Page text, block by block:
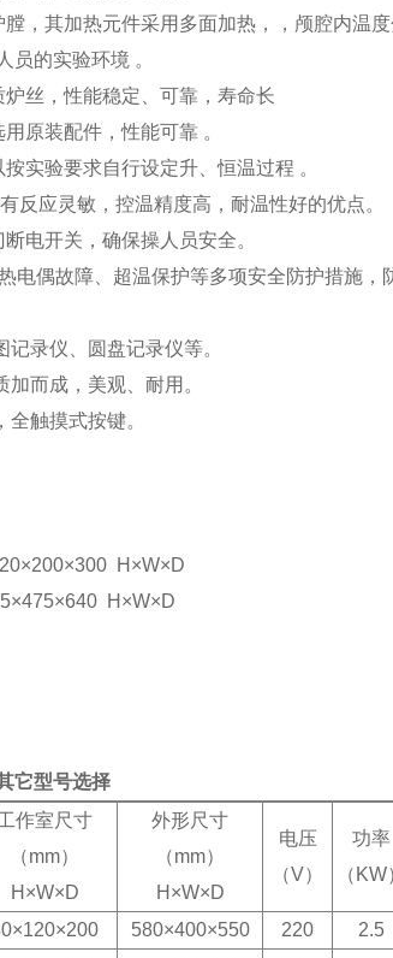
，其加热元件采用多面加热，，颅腔内温
员的实验环境 。
丝，性能稳定、可靠，寿命长
原装配件，性能可靠 。
实验要求自行设定升、恒温过程 。
反应灵敏，控温精度高，耐温性好的优点。
电开关，确保操人员安全。
电偶故障、超温保护等多项安全防护措施，
记录仪、圆盘记录仪等。
而成，美观、耐用。
触摸式按键。
H ×W×D
×475×640 H ×W×D
它型号选择
作室尺寸
（mm）
H ×W×D
外形尺寸
（mm）
H ×W×D
电压
（V）
功率
（KW
580×400×550 220 2.5